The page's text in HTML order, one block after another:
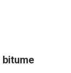
bitume